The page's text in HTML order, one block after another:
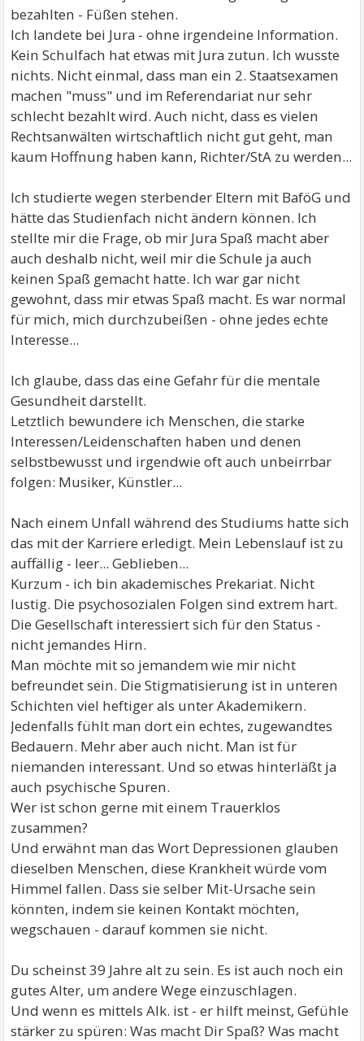
bezahlten - Füßen stehen.
Ich landete bei Jura - ohne irgendeine Information.
Kein Schulfach hat etwas mit Jura zutun. Ich wusste
nichts. Nicht einmal, dass man ein 2. Staatsexamen
machen "muss" und im Referendariat nur sehr
schlecht bezahlt wird. Auch nicht, dass es vielen
Rechtsanwälten wirtschaftlich nicht gut geht, man
kaum Hoffnung haben kann, Richter/StA zu werden...
Ich studierte wegen sterbender Eltern mit BaföG und
hätte das Studienfach nicht ändern können. Ich
stellte mir die Frage, ob mir Jura Spaß macht aber
auch deshalb nicht, weil mir die Schule ja auch
keinen Spaß gemacht hatte. Ich war gar nicht
gewohnt, dass mir etwas Spaß macht. Es war normal
für mich, mich durchzubeißen - ohne jedes echte
Interesse...
Ich glaube, dass das eine Gefahr für die mentale
Gesundheit darstellt.
Letztlich bewundere ich Menschen, die starke
Interessen/Leidenschaften haben und denen
selbstbewusst und irgendwie oft auch unbeirrbar
folgen: Musiker, Künstler...
Nach einem Unfall während des Studiums hatte sich
das mit der Karriere erledigt. Mein Lebenslauf ist zu
auffällig - leer... Geblieben...
Kurzum - ich bin akademisches Prekariat. Nicht
lustig. Die psychosozialen Folgen sind extrem hart.
Die Gesellschaft interessiert sich für den Status -
nicht jemandes Hirn.
Man möchte mit so jemandem wie mir nicht
befreundet sein. Die Stigmatisierung ist in unteren
Schichten viel heftiger als unter Akademikern.
Jedenfalls fühlt man dort ein echtes, zugewandtes
Bedauern. Mehr aber auch nicht. Man ist für
niemanden interessant. Und so etwas hinterläßt ja
auch psychische Spuren.
Wer ist schon gerne mit einem Trauerklos
zusammen?
Und erwähnt man das Wort Depressionen glauben
dieselben Menschen, diese Krankheit würde vom
Himmel fallen. Dass sie selber Mit-Ursache sein
könnten, indem sie keinen Kontakt möchten,
wegschauen - darauf kommen sie nicht.
Du scheinst 39 Jahre alt zu sein. Es ist auch noch ein
gutes Alter, um andere Wege einzuschlagen.
Und wenn es mittels Alk. ist - er hilft meinst, Gefühle
stärker zu spüren: Was macht Dir Spaß? Was macht